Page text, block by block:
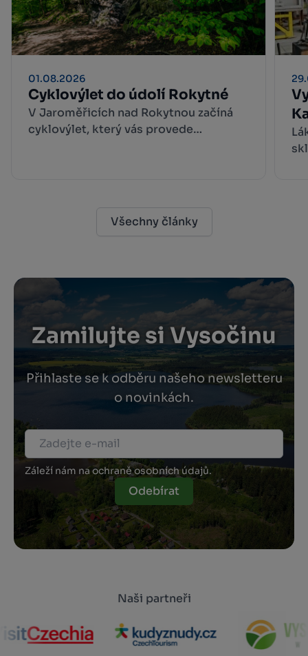
01.08.2026
Cyklovýlet do údolí Rokytné
V Jaroměřicích nad Rokytnou začíná
cyklovýlet, který vás provede
Všechny články
Zamilujte si Vysočinu
Přihlaste se k odběru našeho newsletteru
o novinkách.
Záleží nám na ochraně osobních údajů.
Odebírat
Naši partneři